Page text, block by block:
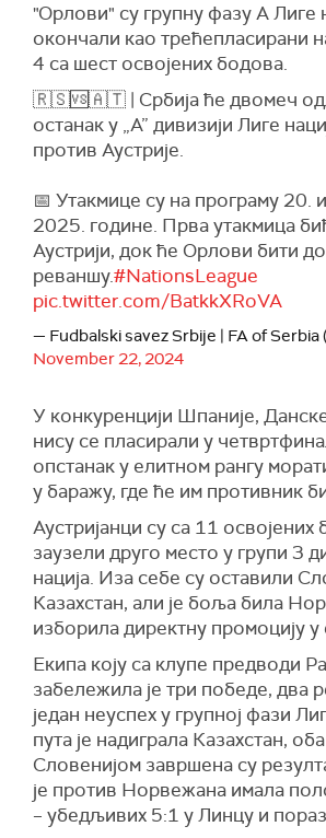
"Орлови" су групну фазу А Лиге
окончали као трећепласирани
4 са шест освојених бодова.
🇷🇸🆚🇦🇹 | Србија ће двомеч
останак у „А” дивизији Лиге
против Аустрије.
📅 Утакмице су на програму 20.
2025. године. Прва утакмица
Аустрији, док ће Орлови бити
реваншу.#NationsLeague
pic.twitter.com/BatkkXRoVA
— Fudbalski savez Srbije | FA of Serbia
November 22, 2024
У конкуренцији Шпаније,
нису се пласирали у
опстанак у елитном рангу
у баражу, где ће им противник
Аустријанци су са 11 освојених
заузели друго место у групи 3
нација. Иза себе су оставили
Казахстан, али је боља била
изборила директну промоцију у
Екипа коју са клупе предводи
забележила је три победе, два
један неуспех у групној фази
пута је надиграла Казахстан,
Словенијом завршена су
је против Норвежана имала
– убедљивих 5:1 у Линцу и